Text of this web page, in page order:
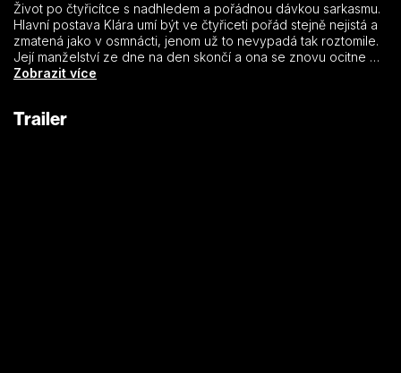
Život po čtyřicítce s nadhledem a pořádnou dávkou sarkasmu.
Hlavní postava Klára umí být ve čtyřiceti pořád stejně nejistá a
zmatená jako v osmnácti, jenom už to nevypadá tak roztomile.
Její manželství ze dne na den skončí a ona se znovu ocitne v
nepředvídatelném světě randění a trapasů. Do toho vychovává
Zobrazit více
Trailer